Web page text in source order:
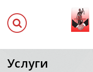
Услуги